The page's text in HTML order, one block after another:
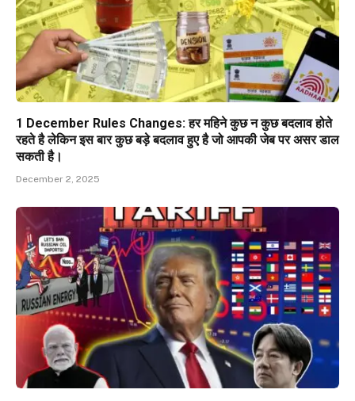
1 December Rules Changes: हर महिने कुछ न कुछ बदलाव होते
रहते है लेकिन इस बार कुछ बड़े बदलाव हुए है जो आपकी जेब पर असर डाल
सकती है।
December 2, 2025